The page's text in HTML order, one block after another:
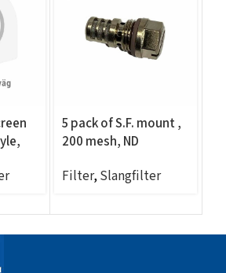
5 pack of S.F. mount ,
200 mesh, ND
Filter, Slangfilter